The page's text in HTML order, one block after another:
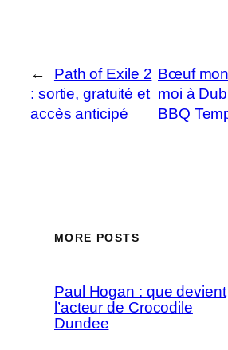
←
Path of Exile 2
: sortie, gratuité et
accès anticipé
Bœuf
moi à
BBQ
MORE POSTS
Paul Hogan : que devient
l’acteur de Crocodile
Dundee